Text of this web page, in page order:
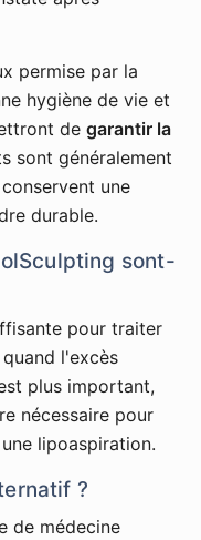
permise par la
hygiène de vie et
de garantir la
sont généralement
une
durable.
sont-
pour traiter
l'excès
plus important,
nécessaire pour
lipoaspiration.
?
de médecine